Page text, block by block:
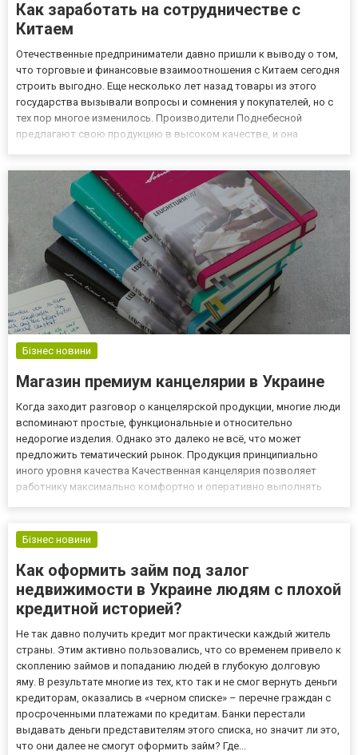
Как заработать на сотрудничестве с
Китаем
Отечественные предприниматели давно пришли к выводу о том,
что торговые и финансовые взаимоотношения с Китаем сегодня
строить выгодно. Еще несколько лет назад товары из этого
государства вызывали вопросы и сомнения у покупателей, но с
тех пор многое изменилось. Производители Поднебесной
предлагают свою продукцию в высоком качестве, и она
крипотвалюты,...
Бізнес новини
Магазин премиум канцелярии в Украине
Когда заходит разговор о канцелярской продукции, многие люди
вспоминают простые, функциональные и относительно
недорогие изделия. Однако это далеко не всё, что может
предложить тематический рынок. Продукция принципиально
иного уровня качества Качественная канцелярия позволяет
работнику максимально комфортно и оперативно выполнять
которые позволят...
Бізнес новини
Как оформить займ под залог
недвижимости в Украине людям с плохой
кредитной историей?
Не так давно получить кредит мог практически каждый житель
страны. Этим активно пользовались, что со временем привело к
скоплению займов и попаданию людей в глубокую долговую
яму. В результате многие из тех, кто так и не смог вернуть деньги
кредиторам, оказались в «черном списке» – перечне граждан с
просроченными платежами по кредитам. Банки перестали
выдавать деньги представителям этого списка, но значит ли это,
что они далее не смогут оформить займ? Где...